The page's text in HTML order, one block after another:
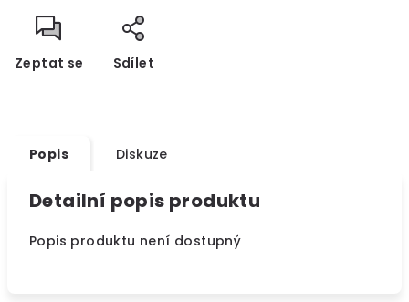
Zeptat se Sdílet
Popis Diskuze
Detailní popis produktu
Popis produktu není dostupný